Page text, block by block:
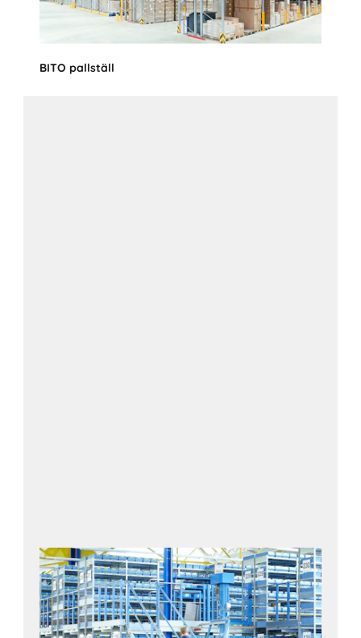
BITO pallställ
Hitta den perfekta lagerlådan